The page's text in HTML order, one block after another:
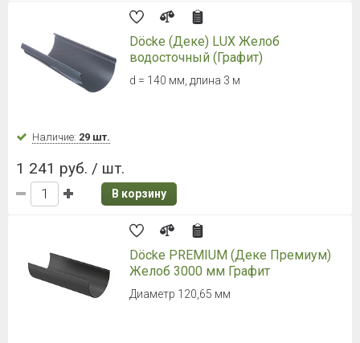
Döcke (Деке) LUX Желоб
водосточный (Графит)
d = 140 мм, длина 3 м
Наличие: 29 шт.
1 241 руб. / шт.
В корзину
Döcke PREMIUM (Деке Премиум)
Желоб 3000 мм Графит
Диаметр 120,65 мм